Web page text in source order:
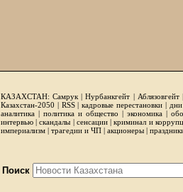
КАЗАХСТАН: Самрук |Нурбанкгейт | Аблязовгейт
Казахстан-2050 | RSS|кадровые перестановки|
аналитика | политика и общество | экономика |
интервью |скандалы | сенсации|криминал и
империализм | трагедии и ЧП | акционеры |
Поиск